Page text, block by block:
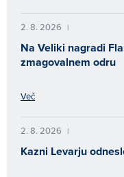
2. 8. 2026 |
Na Veliki nagradi
zmagovalnem odru
Več
2. 8. 2026 |
Kazni Levarju